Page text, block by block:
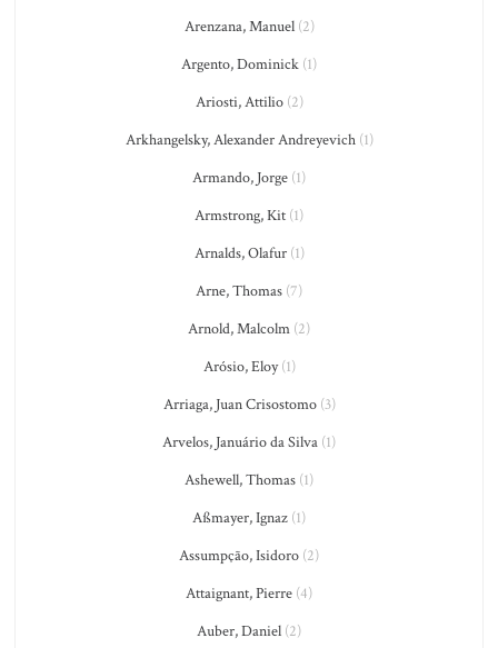
Arenzana, Manuel(2)
Argento, Dominick (1)
Ariosti, Attilio(2)
Arkhangelsky, Alexander Andreyevich(1)
Armando, Jorge (1)
Armstrong, Kit (1)
Arnalds, Olafur(1)
Arne, Thomas (7)
Arnold, Malcolm (2)
Arósio, Eloy(1)
Arriaga, Juan Crisostomo(3)
Arvelos, Januário da Silva (1)
Ashewell, Thomas (1)
Aßmayer, Ignaz (1)
Assumpção, Isidoro (2)
Attaignant, Pierre (4)
Auber, Daniel (2)